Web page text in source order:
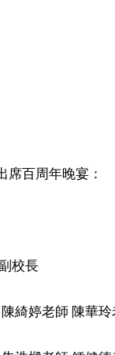
百周年晚宴：
校長
綺婷老師 陳華